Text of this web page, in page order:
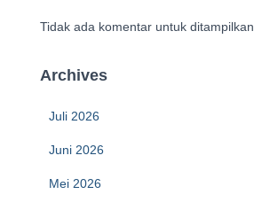
Tidak ada komentar untuk ditampilkan.
Archives
Juli 2026
Juni 2026
Mei 2026